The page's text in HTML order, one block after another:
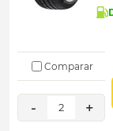
Comparar
- 2 +